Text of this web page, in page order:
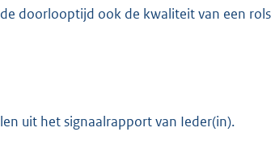
doorlooptijd ook de kwaliteit van een
uit het signaalrapport van Ieder(in).